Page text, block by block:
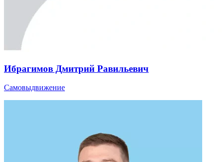
Ибрагимов Дмитрий Равильевич
Самовыдвижение